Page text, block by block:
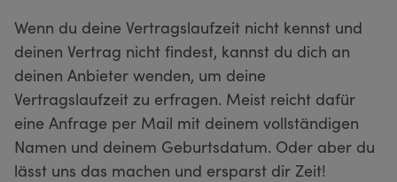
Wenn du deine Vertragslaufzeit nicht kennst und
deinen Vertrag nicht findest, kannst du dich an
deinen Anbieter wenden, um deine
Vertragslaufzeit zu erfragen. Meist reicht dafür
eine Anfrage per Mail mit deinem vollständigen
Namen und deinem Geburtsdatum. Oder aber du
lässt uns das machen und ersparst dir Zeit!